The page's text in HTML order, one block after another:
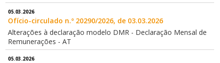
05.03.2026
Ofício-circulado n.º 20290/2026, de 03.03.2026
Alterações à declaração modelo DMR - Declaração Mensal de
Remunerações - AT
05.03.2026